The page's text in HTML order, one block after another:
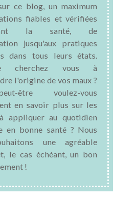
ce blog, un maximum
fiables et vérifiées
la santé, de
jusqu'aux pratiques
dans tous leurs états.
cherchez vous à
l'origine de vos maux ?
être voulez-vous
en savoir plus sur les
appliquer au quotidien
en bonne santé ? Nous
une agréable
le cas échéant, un bon
!